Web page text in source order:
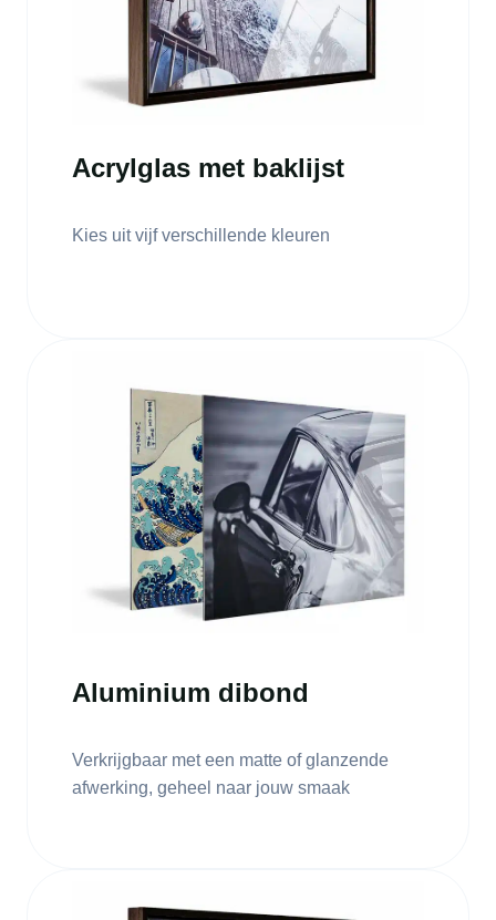
Acrylglas met baklijst
Kies uit vijf verschillende kleuren
Aluminium dibond
Verkrijgbaar met een matte of glanzende
afwerking, geheel naar jouw smaak